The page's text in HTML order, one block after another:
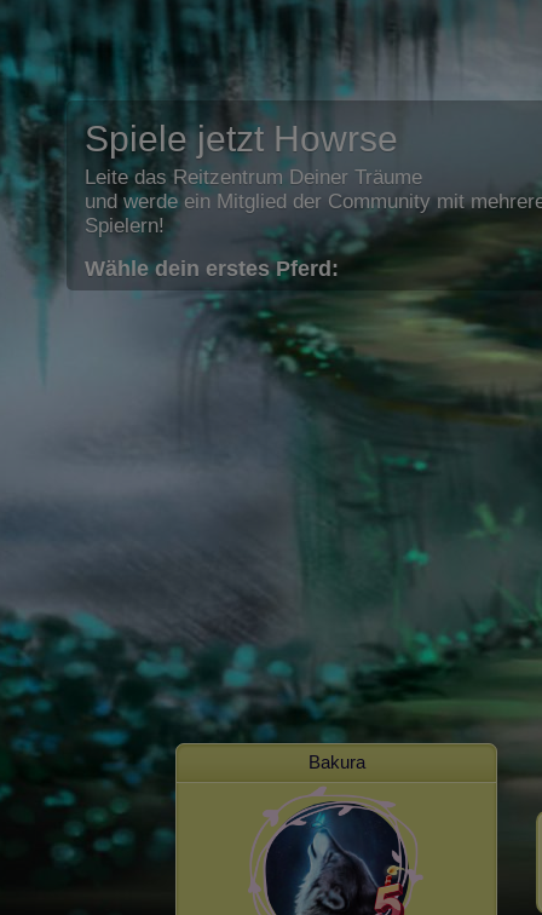
Spiele jetzt Howrse
Leite das Reitzentrum Deiner Träume
und werde ein Mitglied der Community mit
Spielern!
Wähle dein erstes Pferd:
Bakura